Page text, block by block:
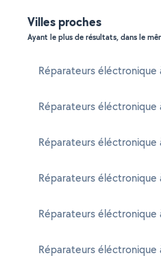
Villes proches
Ayant le plus de résultats, dans le
Réparateurs éléctronique
Réparateurs éléctronique
Réparateurs éléctronique
Réparateurs éléctronique
Réparateurs éléctronique
Réparateurs éléctronique